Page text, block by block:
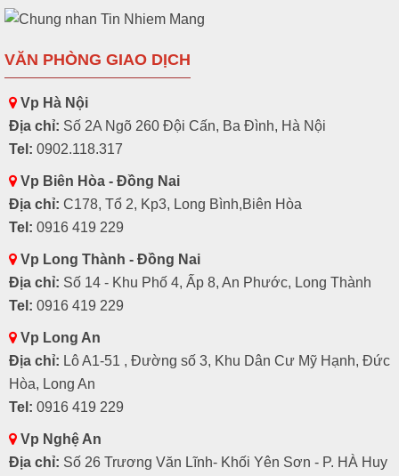
VĂN PHÒNG GIAO DỊCH
Vp Hà Nội
Địa chỉ: Số 2A Ngõ 260 Đội Cấn, Ba Đình, Hà Nội
Tel: 0902.118.317
Vp Biên Hòa - Đồng Nai
Địa chỉ: C178, Tổ 2, Kp3, Long Bình,Biên Hòa
Tel: 0916 419 229
Vp Long Thành - Đồng Nai
Địa chỉ: Số 14 - Khu Phố 4, Ấp 8, An Phước, Long Thành
Tel: 0916 419 229
Vp Long An
Địa chỉ: Lô A1-51 , Đường số 3, Khu Dân Cư Mỹ Hạnh, Đức
Hòa, Long An
Tel: 0916 419 229
Vp Nghệ An
Địa chỉ: Số 26 Trương Văn Lĩnh- Khối Yên Sơn - P. HÀ Huy